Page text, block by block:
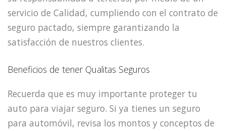
servicio de Calidad, cumpliendo con el contrato de
seguro pactado, siempre garantizando la
satisfacción de nuestros clientes.
Beneficios de tener Qualitas Seguros
Recuerda que es muy importante proteger tu
auto para viajar seguro. Si ya tienes un seguro
para automóvil, revisa los montos y conceptos de